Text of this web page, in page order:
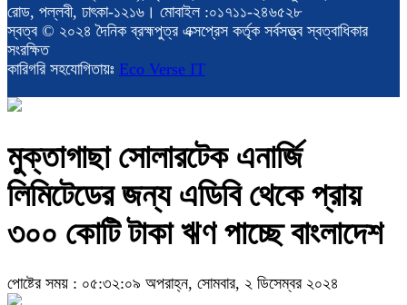
রোড, পল্লবী, ঢাৎকা-১২১৬। মোবাইল :০১৭১১-২৪৬৫২৮
স্বত্ব © ২০২৪ দৈনিক ব্রহ্মপুত্র এক্সপ্রেস কর্তৃক সর্বসত্ত্ব স্বত্বাধিকার
সংরক্ষিত
কারিগরি সহযোগিতায়ঃ Eco Verse IT
মুক্তাগাছা সোলারটেক এনার্জি
লিমিটেডের জন্য এডিবি থেকে প্রায়
৩০০ কোটি টাকা ঋণ পাচ্ছে বাংলাদেশ
পোষ্টের সময় : ০৫:৩২:০৯ অপরাহ্ন, সোমবার, ২ ডিসেম্বর ২০২৪